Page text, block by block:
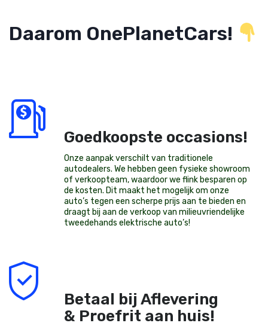
Daarom OnePlanetCars!
Goedkoopste occasions!
Onze aanpak verschilt van traditionele
autodealers. We hebben geen fysieke showroom
of verkoopteam, waardoor we flink besparen op
de kosten. Dit maakt het mogelijk om onze
auto’s tegen een scherpe prijs aan te bieden en
draagt bij aan de verkoop van milieuvriendelijke
tweedehands elektrische auto’s!
Betaal bij Aflevering
& Proefrit aan huis!